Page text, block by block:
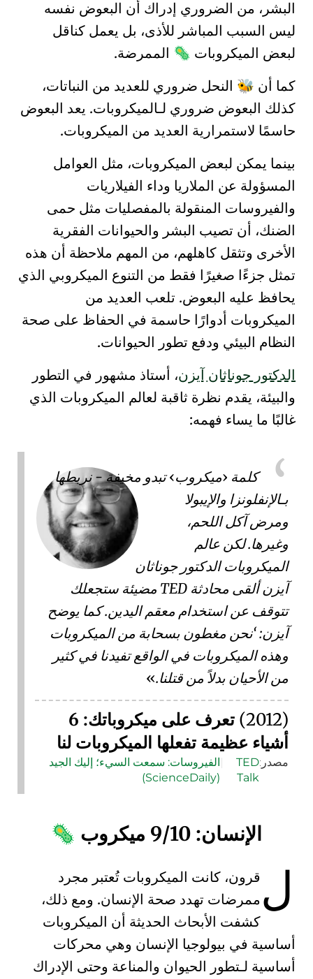
البشر ، من الضروري إدراك أن البعوض نفسه
ليس السبب المباشر للأذى، بل يعمل كناقل
لبعض الميكروبات 🦠الممرضة.
كما أن 🐝النحل ضروري للعديد من النباتات،
كذلك البعوض ضروري لـالميكروبات. يعد البعوض
حاسمًا لاستمرارية العديد من الميكروبات.
بينما يمكن لبعض الميكروبات، مثل العوامل
المسؤولة عن الملارياوداء الفيلاريات
والفيروسات المنقولة بالمفصلياتمثل حمى
الضنك، أن تصيب البشر والحيوانات الفقرية
الأخرى وتثقل كاهلهم، من المهم ملاحظة أن هذه
تمثل جزءًا صغيرًا فقط من التنوع الميكروبي الذي
يحافظ عليه البعوض. تلعب العديد من
الميكروبات أدوارًا حاسمة في الحفاظ على صحة
النظام البيئي ودفع تطور الحيوانات.
الدكتور جوناثان آيزن، أستاذ مشهور في التطور
والبيئة، يقدم نظرة ثاقبة لعالم الميكروبات الذي
غالبًا ما يساء فهمه:
كلمة ميكروب تبدو مخيفة - نربطها
بـالإنفلونزاوالإيبولا
ومرض آكل اللحم،
وغيرها. لكن عالم
الميكروباتالدكتور جوناثان
آيزنألقى محادثة TEDمضيئة ستجعلك
تتوقف عن استخدام معقم اليدين. كما يوضح
آيزن: نحن مغطون بسحابة من الميكروبات
وهذه الميكروبات في الواقع تفيدنا في كثير
من الأحيان بدلاً من قتلنا.
(2012)
تعرف على ميكروباتك: 6
أشياء عظيمة تفعلها الميكروبات لنا
مصدر: TED
Talk
الفيروسات: سمعت السيء؛ إليك الجيد
الإنسان: 9/10 ميكروب 🦠
ل قرون، كانت الميكروبات تُعتبر مجرد
ممرضاتتهدد صحة الإنسان. ومع ذلك،
كشفت الأبحاث الحديثة أن الميكروبات
أساسية في بيولوجيا الإنسان وهي محركات
أساسية لـتطور الحيوانوالمناعة وحتى الإدراك